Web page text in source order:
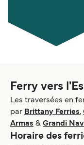
Ferry vers
Les traversées en
par Brittany Ferries,
Armas & Grandi
Horaire des